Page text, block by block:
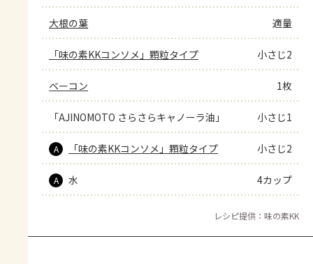
大根の葉 適量
「味の素KKコンソメ」顆粒タイプ 小さじ2
ベーコン 1枚
「AJINOMOTO さらさらキャノーラ油」 小さじ1
A 「味の素KKコンソメ」顆粒タイプ 小さじ2
A 水 4カップ
レシピ提供：味の素KK